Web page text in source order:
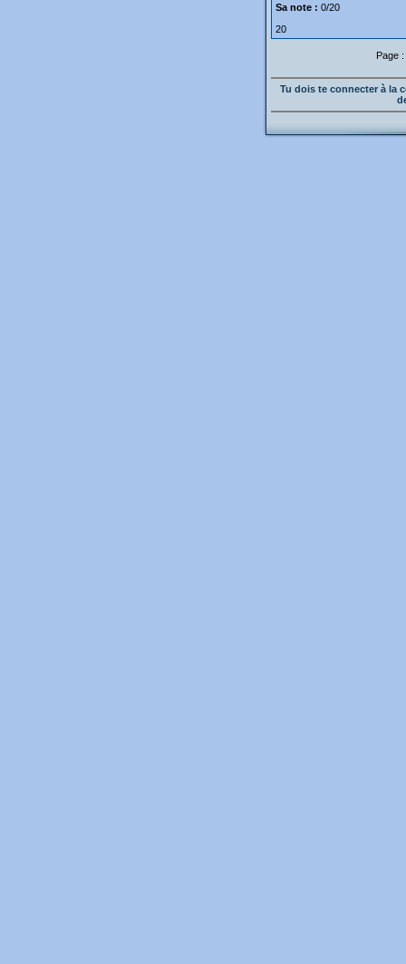
Sa note : 0/20
20
Page :
Tu dois te connecter à la